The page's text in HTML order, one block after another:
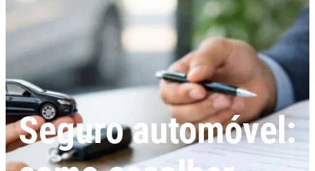
Seguro automóvel: